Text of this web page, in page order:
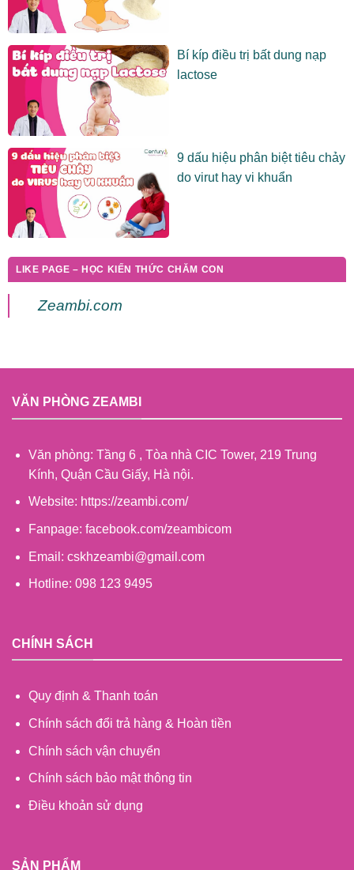
Bí kíp điều trị bất dung nạp
lactose
9 dấu hiệu phân biệt tiêu chảy
do virut hay vi khuẩn
LIKE PAGE – HỌC KIẾN THỨC CHĂM CON
Zeambi.com
VĂN PHÒNG ZEAMBI
Văn phòng: Tầng 6 , Tòa nhà CIC Tower, 219 Trung
Kính, Quận Cầu Giấy, Hà nội.
Website: https://zeambi.com/
Fanpage: facebook.com/zeambicom
Email: cskhzeambi@gmail.com
Hotline: 098 123 9495
CHÍNH SÁCH
Quy định & Thanh toán
Chính sách đổi trả hàng & Hoàn tiền
Chính sách vận chuyển
Chính sách bảo mật thông tin
Điều khoản sử dụng
SẢN PHẨM